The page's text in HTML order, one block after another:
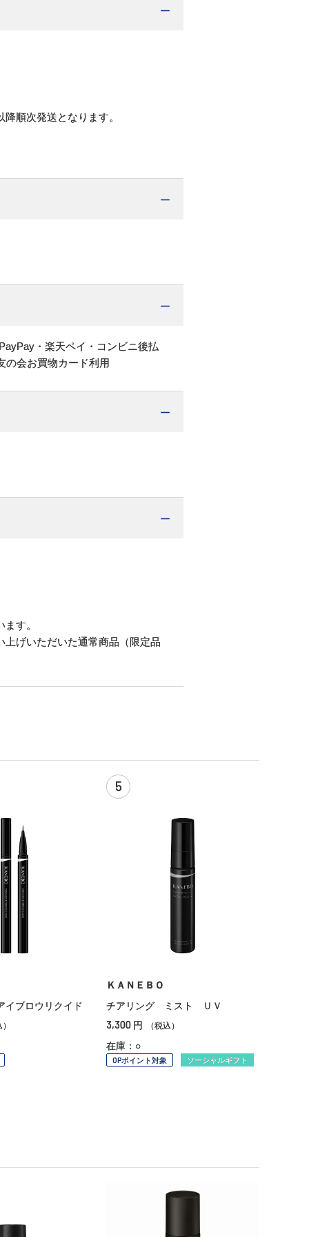
順次発送となります。
・楽天ペイ・コンビニ後払
の会お買物カード利用
す。
げいただいた通常商品（限定品
イブロウリクイド
5
ＫＡＮＥＢＯ
チアリング ミスト ＵＶ
3,300 円 （税込）
在庫：○
OPポイント対象 ソーシャルギフト